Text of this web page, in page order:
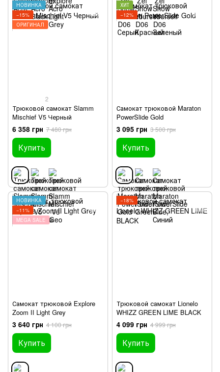
НОВИНКА
−15%
ОРИГИНАЛ
2
Трюковой самокат Slamm
Mischief V5 Черный
6 358 грн 7 480 грн
Купить
ХИТ
−12%
Самокат трюковой Maraton
PowerSlide Gold
3 095 грн 3 500 грн
Купить
НОВИНКА
−11%
MEGA SALE
Самокат трюковой Explore
Zoom II Light Grey
3 640 грн 4 100 грн
Купить
−18%
Трюковой самокат Lionelo
WHIZZ GREEN LIME BLACK
4 099 грн 4 999 грн
Купить